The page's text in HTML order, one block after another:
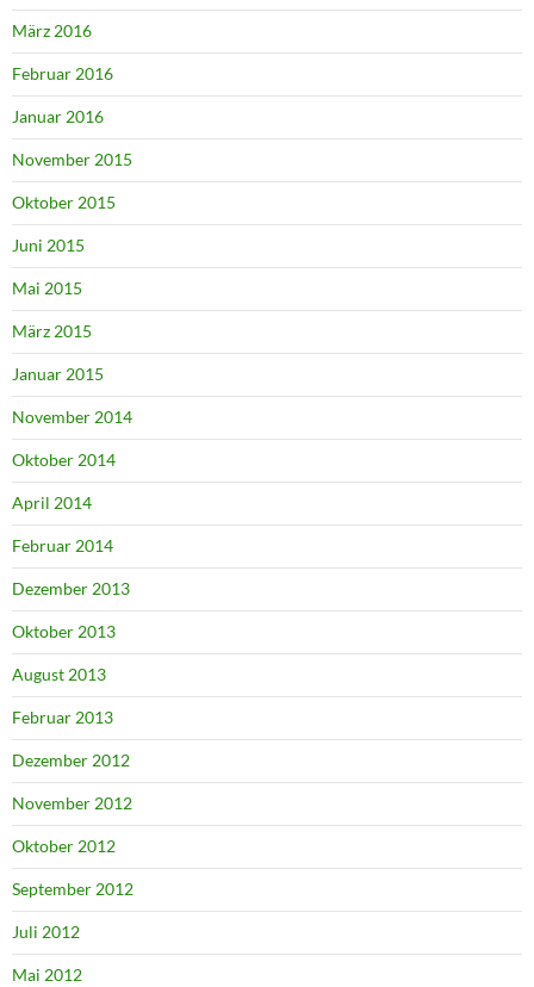
März 2016
Februar 2016
Januar 2016
November 2015
Oktober 2015
Juni 2015
Mai 2015
März 2015
Januar 2015
November 2014
Oktober 2014
April 2014
Februar 2014
Dezember 2013
Oktober 2013
August 2013
Februar 2013
Dezember 2012
November 2012
Oktober 2012
September 2012
Juli 2012
Mai 2012